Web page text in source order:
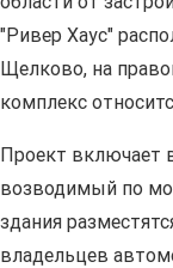
"Ривер Хаус"
Щелково, на
комплекс
Проект включает
возводимый по
здания
владельцев